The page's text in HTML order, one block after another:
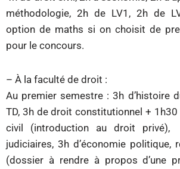
méthodologie, 2h de LV1, 2h de
option de maths si on choisit de
pour le concours.
– À la faculté de droit :
Au premier semestre : 3h d’histoire
TD, 3h de droit constitutionnel + 1h30
civil (introduction au droit privé),
judiciaires, 3h d’économie politique,
(dossier à rendre à propos d’une